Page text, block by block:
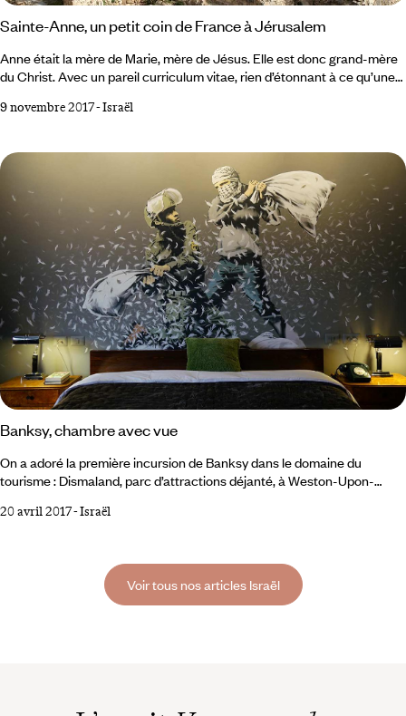
Sainte-Anne, un petit coin de France à Jérusalem
Anne était la mère de Marie, mère de Jésus. Elle est donc grand-mère
du Christ. Avec un pareil curriculum vitae, rien d’étonnant à ce qu’une
acoustique est telle que toutes les grandes voix du monde rêvent d’y
tour de l’église Sainte-Anne flotte un drapeau tricolore.
9 novembre 2017-Israël
Banksy, chambre avec vue
On a adoré la première incursion de Banksy dans le domaine du
tourisme : Dismaland, parc d’attractions déjanté, à Weston-Upon-
nos sociétés modernes, des crises environnementales aux crises
pêche aux canards façon marée noire, avec ses volatiles gluants de
20 avril 2017-Israël
Voir tous nos articles Israël